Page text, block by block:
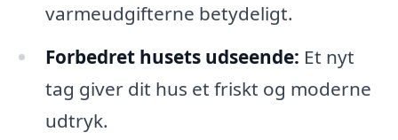
varmeudgifterne betydeligt.
Forbedret husets udseende: Et nyt
tag giver dit hus et friskt og moderne
udtryk.